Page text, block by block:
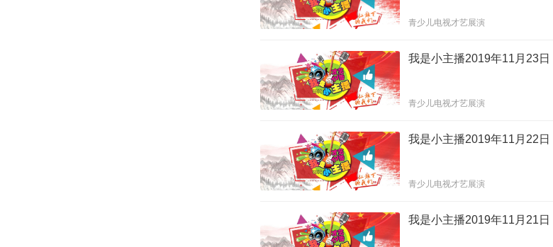
青少儿电视才艺展演
我是小主播2019年11月23日
青少儿电视才艺展演
我是小主播2019年11月22日
青少儿电视才艺展演
我是小主播2019年11月21日